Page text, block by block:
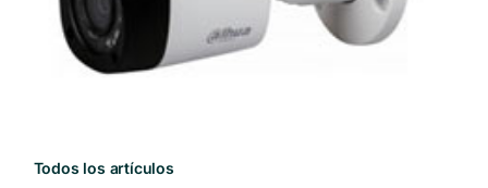
Todos los artículos